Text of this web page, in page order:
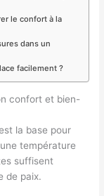
le confort à la
dans un
facilement ?
confort et bien-
la base pour
température
suffisent
de paix.